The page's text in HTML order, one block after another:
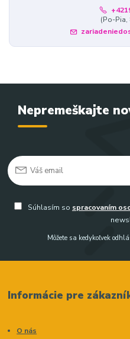
(Po-Pia,
Nepremeškajte
Súhlasím so spracovaním
Môžete sa kedykoľvek
Informácie pre
O nás